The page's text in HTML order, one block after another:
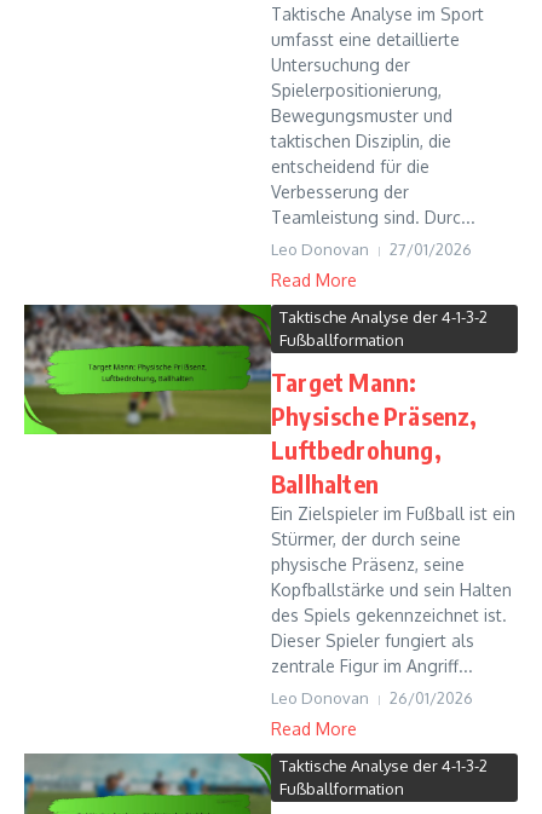
Taktische Analyse im Sport
umfasst eine detaillierte
Untersuchung der
Spielerpositionierung,
Bewegungsmuster und
taktischen Disziplin, die
entscheidend für die
Verbesserung der
Teamleistung sind. Durc...
Leo Donovan 27/01/2026
Read More
Taktische Analyse der 4-1-3-2
Fußballformation
Target Mann:
Physische Präsenz,
Luftbedrohung,
Ballhalten
Ein Zielspieler im Fußball ist ein
Stürmer, der durch seine
physische Präsenz, seine
Kopfballstärke und sein Halten
des Spiels gekennzeichnet ist.
Dieser Spieler fungiert als
zentrale Figur im Angriff...
Leo Donovan 26/01/2026
Read More
Taktische Analyse der 4-1-3-2
Fußballformation